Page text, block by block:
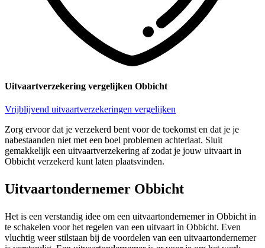
Uitvaartverzekering vergelijken Obbicht
Vrijblijvend uitvaartverzekeringen vergelijken
Zorg ervoor dat je verzekerd bent voor de toekomst en dat je je
nabestaanden niet met een boel problemen achterlaat. Sluit
gemakkelijk een uitvaartverzekering af zodat je jouw uitvaart in
Obbicht verzekerd kunt laten plaatsvinden.
Uitvaartondernemer Obbicht
Het is een verstandig idee om een uitvaartondernemer in Obbicht in
te schakelen voor het regelen van een uitvaart in Obbicht. Even
vluchtig weer stilstaan bij de voordelen van een uitvaartondernemer